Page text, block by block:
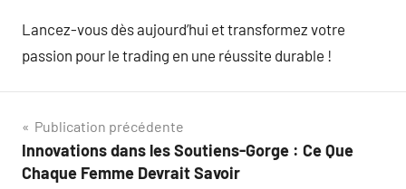
Lancez-vous dès aujourd’hui et transformez votre
passion pour le trading en une réussite durable !
Navigation
de
Publication précédente
Innovations dans les Soutiens-Gorge : Ce Que
Chaque Femme Devrait Savoir